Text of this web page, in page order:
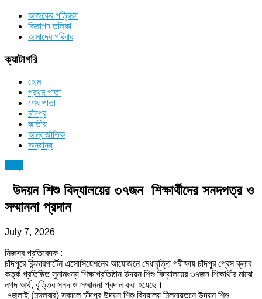
আজকের পত্রিকা
বিজ্ঞাপন তলিকা
আমাদের পরিবার
ক্যাটাগরি
হোম
প্রথম পাতা
শেষ পাতা
চাঁদপুর
জাতীয়
আন্তর্জাতিক
অন্যান্য
উদয়ন শিশু বিদ্যালয়ের ৩৭জন শিক্ষার্থীদের সনদপত্র ও
সম্মাননা প্রদান
July 7, 2026
নিজস্ব প্রতিবেদক :
চাঁদপুরে কিন্ডারগার্টেন এসোসিয়েশনের আয়োজনে মেধাবৃত্তি পরীক্ষায় চাঁদপুর প্রেস ক্লাব
কতৃর্ক প্রতিষ্ঠিত সুনামধন্য শিক্ষাপ্রতিষ্ঠান উদয়ন শিশু বিদ্যালয়ের ৩৭জন শিক্ষার্থীর মাঝে
নগদ অর্থ, বৃত্তির সনদ ও সম্মাননা প্রদান করা হয়েছে।
৭জুলাই (মঙ্গলবার) সকালে চাঁদপুর উদয়ন শিশু বিদ্যালয় মিলনায়তনে উদয়ন শিশু